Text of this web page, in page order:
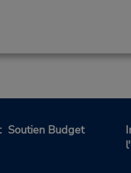
Soutien Budget